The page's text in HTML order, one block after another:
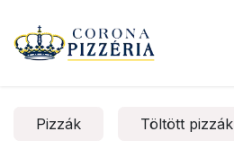
Pizzák Töltött pizzák